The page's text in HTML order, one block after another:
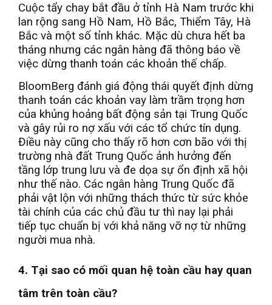
Cuộc tẩy chay bắt đầu ở tỉnh Hà Nam trước khi
lan rộng sang Hồ Nam, Hồ Bắc, Thiểm Tây, Hà
Bắc và một số tỉnh khác. Mặc dù chưa hết ba
tháng nhưng các ngân hàng đã thông báo về
việc dừng thanh toán các khoản thế chấp.
BloomBerg đánh giá động thái quyết định dừng
thanh toán các khoản vay làm trầm trọng hơn
của khủng hoảng bất động sản tại Trung Quốc
và gây rủi ro nợ xấu với các tổ chức tín dụng.
Điều này cũng cho thấy rõ hơn cơn bão với thị
trường nhà đất Trung Quốc ảnh hưởng đến
tầng lớp trung lưu và đe dọa sự ổn định xã hội
như thế nào. Các ngân hàng Trung Quốc đã
phải vật lộn với những thách thức từ sức khỏe
tài chính của các chủ đầu tư thì nay lại phải
tiếp tục chuẩn bị với khả năng vỡ nợ từ những
người mua nhà.
4. Tại sao có mối quan hệ toàn cầu hay quan
tâm trên toàn cầu?